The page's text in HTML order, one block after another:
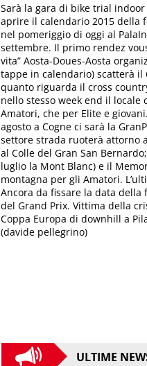
Sarà la gara di bike trial
aprire il calendario 2015 della
nel pomeriggio di oggi al
settembre. Il primo rendez
vita” Aosta-Doues-Aosta
tappe in calendario) scatterà il
quanto riguarda il cross
nello stesso week end il
Amatori, che per Elite e
agosto a Cogne ci sarà la
settore strada ruoterà attorno
al Colle del Gran San
luglio la Mont Blanc) e il
montagna per gli Amatori.
Ancora da fissare la data
del Grand Prix. Vittima della
Coppa Europa di downhill a
(davide pellegrino)
ULTIME